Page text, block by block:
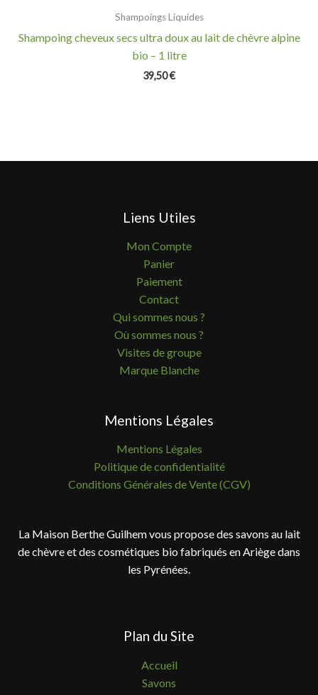
Shampoings Liquides
Shampoing cheveux secs ultra doux au lait de chèvre alpine
bio – 1 litre
39,50€
Liens Utiles
Mon Compte
Panier
Paiement
Contact
Qui sommes nous ?
Où sommes nous ?
Visites de groupe
Marque Blanche
Mentions Légales
Mentions Légales
Politique de confidentialité
Conditions Générales de Vente (CGV)
La Maison Berthe Guilhem vous propose des savons au lait
de chèvre et des cosmétiques bio fabriqués en Ariège dans
les Pyrénées.
Plan du Site
Accueil
Savons